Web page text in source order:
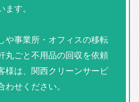
す。
や事業所・オフィスの移転
丸ごと不用品の回収を依頼
様は、関西クリーンサービ
せください。